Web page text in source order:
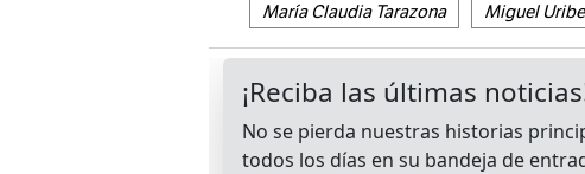
María Claudia Tarazona
Miguel Uribe